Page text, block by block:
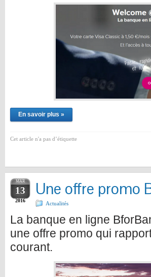
En savoir plus »
Cet article n'a pas d’étiquette
MAR
13
2016
Une offre promo
Actualités
La banque en ligne
une offre promo qui
courant.